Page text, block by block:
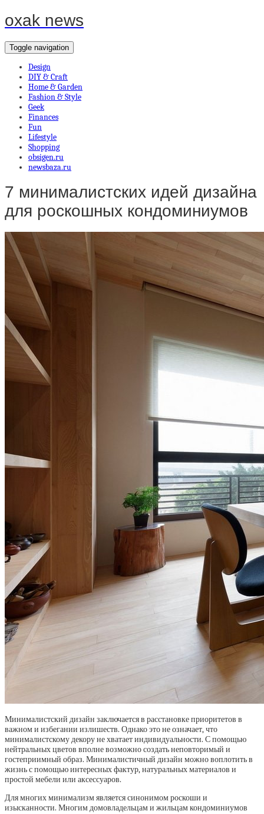
oxak news
Toggle navigation
Design
DIY & Craft
Home & Garden
Fashion & Style
Geek
Finances
Fun
Lifestyle
Shopping
obsigen.ru
newsbaza.ru
7 минималистских идей дизайна
для роскошных кондоминиумов
Минималистский дизайн заключается в расстановке приоритетов в
важном и избегании излишеств. Однако это не означает, что
минималистскому декору не хватает индивидуальности. С помощью
нейтральных цветов вполне возможно создать неповторимый и
гостеприимный образ. Минималистичный дизайн можно воплотить в
жизнь с помощью интересных фактур, натуральных материалов и
простой мебели или аксессуаров.
Для многих минимализм является синонимом роскоши и
изысканности. Многим домовладельцам и жильцам кондоминиумов